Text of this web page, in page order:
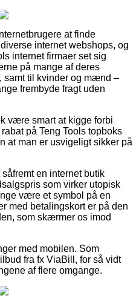
at finde
internet webshops, og
internet firmaer set sig
på mange af deres
samt til kvinder og mænd –
frembyde fragt uden
være smart at kigge forbi
på Teng Tools topboks
at man er usvigeligt sikker på
en internet butik
som virker utopisk
være et symbol på en
med betalingskort er på den
som skærmer os imod
med mobilen. Som
fra fx ViaBill, for så vidt
af flere omgange.